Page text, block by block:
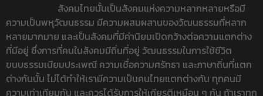
สังคมไทยนั้นเป็นสังคมแห่งความหลากหลายหรือมี
ความเป็นพหุวัฒนธรรม มีความผสมผสานของวัฒนธรรมที่หลาก
หลายมากมาย และเป็นสังคมที่มีค่านิยมเปิดกว้างต่อความแตกต่าง
ที่มีอยู่ ซึ่งการที่คนในสังคมมีถิ่นที่อยู่ วัฒนธรรมในการใช้ชีวิต
ขนบธรรมเนียมประเพณี ความเชื่อความศรัทธา และภาษาถิ่นที่แตก
ต่างกันนั้น ไม่ได้ทำให้เรามีความเป็นคนไทยแตกต่างกัน ทุกคนมี
ความเท่าเทียมกัน และควรได้รับการให้เกียรติเหมือน ๆ กัน ถ้าเราทุก